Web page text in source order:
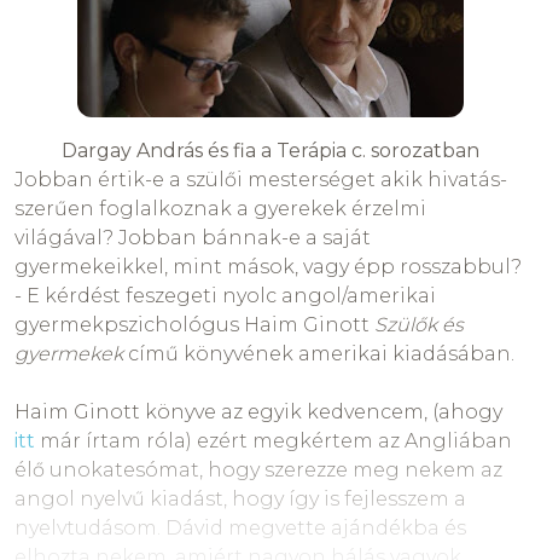
Dargay András és fia a Terápia c. sorozatban
Jobban értik-e a szülői mesterséget akik hivatás-
szerűen foglalkoznak a gyerekek érzelmi
világával? Jobban bánnak-e a saját
gyermekeikkel, mint mások, vagy épp rosszabbul?
- E kérdést feszegeti nyolc angol/amerikai
gyermekpszichológus Haim Ginott Szülők és
gyermekekcímű könyvének amerikai kiadásában.
Haim Ginott könyve az egyik kedvencem, (ahogy
itt már írtam róla) ezért megkértem az Angliában
élő unokatesómat, hogy szerezze meg nekem az
angol nyelvű kiadást, hogy így is fejlesszem a
nyelvtudásom. Dávid megvette ajándékba és